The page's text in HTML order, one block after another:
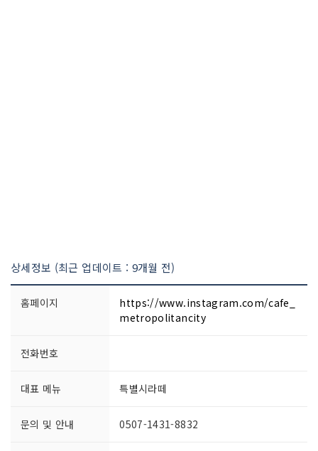
상세정보 (최근 업데이트 : 9개월 전)
홈페이지
https://www.instagram.com/cafe_
metropolitancity
전화번호
대표 메뉴 특별시라떼
문의 및 안내 0507-1431-8832